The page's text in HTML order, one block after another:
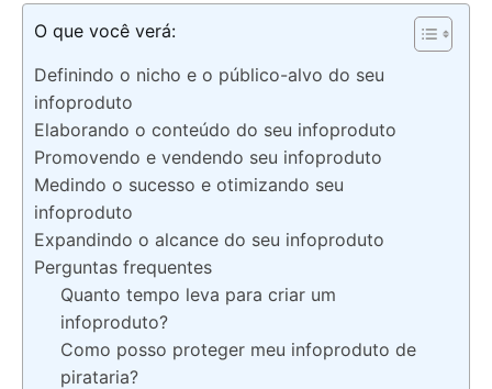
O que você verá:
Definindo o nicho e o público-alvo do seu
infoproduto
Elaborando o conteúdo do seu infoproduto
Promovendo e vendendo seu infoproduto
Medindo o sucesso e otimizando seu
infoproduto
Expandindo o alcance do seu infoproduto
Perguntas frequentes
Quanto tempo leva para criar um
infoproduto?
Como posso proteger meu infoproduto de
pirataria?